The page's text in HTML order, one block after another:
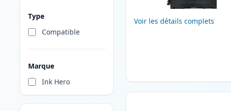
Type
Compatible
Marque
Ink Hero
Voir les détails complets